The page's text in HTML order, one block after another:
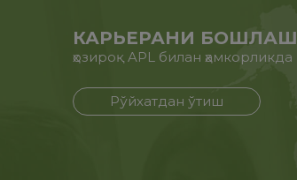
КАРЬЕРАНИ БОШЛАШ
ҳозироқ APL билан ҳамкорликда
Рўйхатдан ўтиш